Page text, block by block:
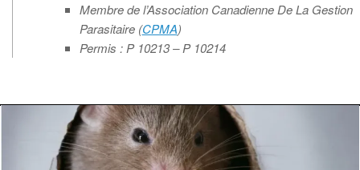
Membre de l’Association Canadienne De La Gestion
Parasitaire (CPMA)
Permis : P 10213 – P 10214